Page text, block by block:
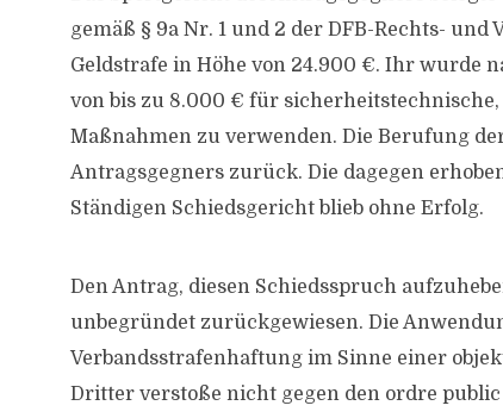
gemäß § 9a Nr. 1 und 2 der DFB-Rechts-
Geldstrafe in Höhe von 24.900 €. Ihr wurde
von bis zu 8.000 € für
Maßnahmen zu verwenden. Die Berufung
Antragsgegners zurück. Die dagegen
Ständigen Schiedsgericht blieb ohne Erfolg.
Den Antrag, diesen Schiedsspruch
unbegründet zurückgewiesen. Die
Verbandsstrafenhaftung im Sinne einer
Dritter verstoße nicht gegen den ordre public